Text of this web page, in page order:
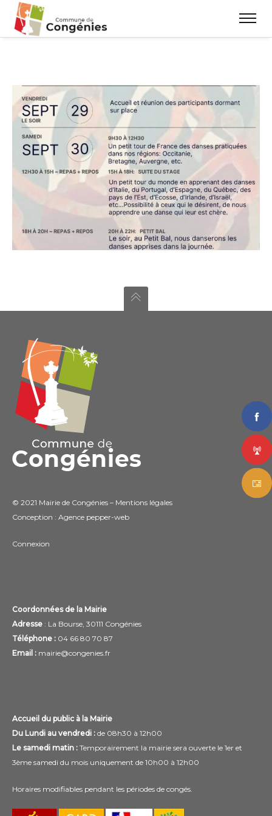
© 2021 Mairie de Congénies – Mentions légales
Conception : Agence pepper-web
Connexion
Coordonnées de la Mairie
Adresse : La Bourse, 30111 Congénies
Téléphone : 04 66 80 70 87
Email : mairie@congenies.fr
Accueil du public à la Mairie
Du Lundi au vendredi : de 08h30 à 12h00
Le samedi matin : Temporairement la mairie sera ouverte le 1er et
3ème samedi du mois uniquement de 10h00 à 12h00
Horaires modifiables pendant les périodes de congés.